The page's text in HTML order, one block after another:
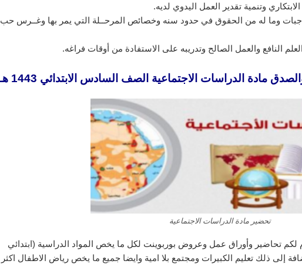
وتنمية تقدير العمل اليدوي لديه.
وما له من الحقوق في حدود سنه وخصائص المرحــلة التي يمر بها وغــرس حب
النافع والعمل الصالح وتدريبه على الاستفادة من أوقات فراغه.
مادة الدراسات الاجتماعية الصف السادس الابتدائي 1443 هـ
تحضير مادة الدراسات الاجتماعية
تحاضير وأوراق عمل وعروض بوربوينت لكل ما يخص المواد الدراسية (ابتدائي
إلى ذلك تعليم الكبيرات ومجتمع بلا امية وايضا جميع ما يخص رياض الاطفال اكثر